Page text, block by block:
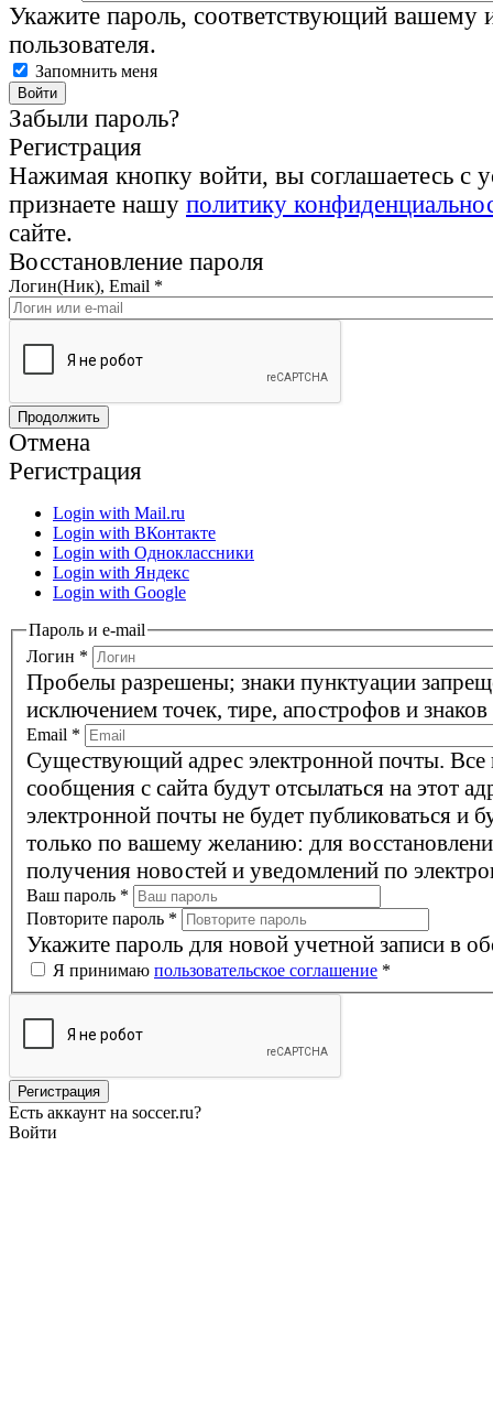
Укажите пароль, соответствующий вашему
пользователя.
Запомнить меня
Забыли пароль?
Регистрация
Нажимая кнопку войти, вы соглашаетесь с
признаете нашу политику
сайте.
Восстановление пароля
Логин(Ник), Email *
Отмена
Регистрация
Login with Mail.ru
Login with ВКонтакте
Login with Одноклассники
Login with Яндекс
Login with Google
Пароль и e-mail
Логин *
Пробелы разрешены; знаки пунктуации
исключением точек, тире, апострофов и
Email *
Существующий адрес электронной почты. Все
сообщения с сайта будут отсылаться на этот
электронной почты не будет публиковаться и
только по вашему желанию: для
получения новостей и уведомлений по
Ваш пароль *
Повторите пароль *
Укажите пароль для новой учетной записи в
Я принимаю пользовательское соглашение *
Есть аккаунт на soccer.ru?
Войти